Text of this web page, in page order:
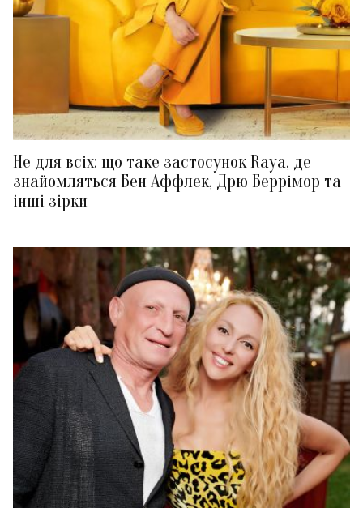
Не для всіх: що таке застосунок Raya, де
знайомляться Бен Аффлек, Дрю Беррімор та
інші зірки